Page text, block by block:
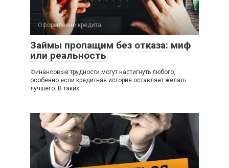
Оформление кредита
Займы пропащим без отказа: миф
или реальность
Финансовые трудности могут настигнуть любого,
особенно если кредитная история оставляет желать
лучшего. В таких